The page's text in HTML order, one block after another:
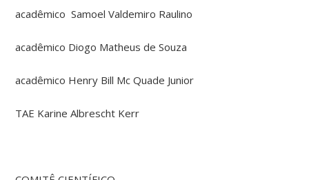
acadêmico Samoel Valdemiro Raulino
acadêmico Diogo Matheus de Souza
acadêmico Henry Bill Mc Quade Junior
TAE Karine Albrescht Kerr